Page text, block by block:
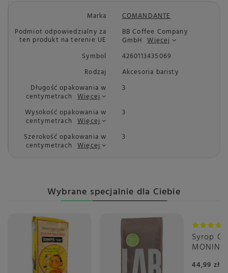
Marka
COMANDANTE
Podmiot odpowiedzialny za
ten produkt na terenie UE
BB Coffee Company
GmbH Więcej
Symbol
4260113435069
Rodzaj
Akcesoria baristy
Długość opakowania w
centymetrach Więcej
3
Wysokość opakowania w
centymetrach Więcej
3
Szerokość opakowania w
centymetrach Więcej
3
Wybrane specjalnie dla Ciebie
Syrop
MONIN
44,99 zł